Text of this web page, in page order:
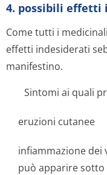
4. possibili effetti
Come tutti i
effetti indesiderati
manifestino.
Sintomi ai quali
eruzioni cutanee
infiammazione dei
può apparire sotto